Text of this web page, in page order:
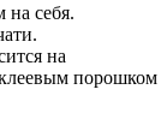
на себя.
на
порошком